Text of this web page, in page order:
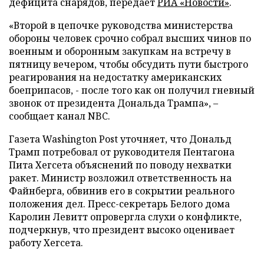
«Второй в цепочке руководства министерства
обороны человек срочно собрал высших чинов по
военным и оборонным закупкам на встречу в
пятницу вечером, чтобы обсудить пути быстрого
реагирования на недостатку американских
боеприпасов, - после того как он получил гневный
звонок от президента Дональда Трампа», –
сообщает канал NBC.
Газета Washington Post уточняет, что Дональд
Трамп потребовал от руководителя Пентагона
Пита Хегсета объяснений по поводу нехватки
ракет. Министр возложил ответственность на
Файнберга, обвинив его в сокрытии реального
положения дел. Пресс-секретарь Белого дома
Каролин Левитт опровергла слухи о конфликте,
подчеркнув, что президент высоко оценивает
работу Хегсета.